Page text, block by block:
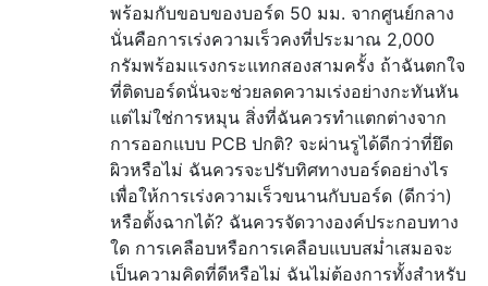
พร้อมกับขอบของบอร์ด 50 มม. จากศูนย์กลาง
นั่นคือการเร่งความเร็วคงที่ประมาณ 2,000
กรัมพร้อมแรงกระแทกสองสามครั้ง ถ้าฉันตกใจ
ที่ติดบอร์ดนั่นจะช่วยลดความเร่งอย่างกะทันหัน
แต่ไม่ใช่การหมุน สิ่งที่ฉันควรทำแตกต่างจาก
การออกแบบ PCB ปกติ? จะผ่านรูได้ดีกว่าที่ยึด
ผิวหรือไม่ ฉันควรจะปรับทิศทางบอร์ดอย่างไร
เพื่อให้การเร่งความเร็วขนานกับบอร์ด (ดีกว่า)
หรือตั้งฉากได้? ฉันควรจัดวางองค์ประกอบทาง
ใด การเคลือบหรือการเคลือบแบบสม่ำเสมอจะ
เป็นความคิดที่ดีหรือไม่ ฉันไม่ต้องการทั้งสำหรับ